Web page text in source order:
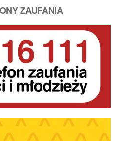
ZAUFANIA